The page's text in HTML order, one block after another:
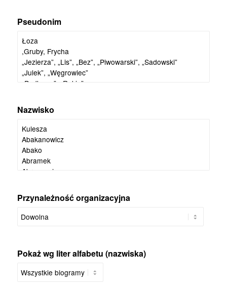
Pseudonim
Nazwisko
Przynależność organizacyjna
Pokaż wg liter alfabetu (nazwiska)